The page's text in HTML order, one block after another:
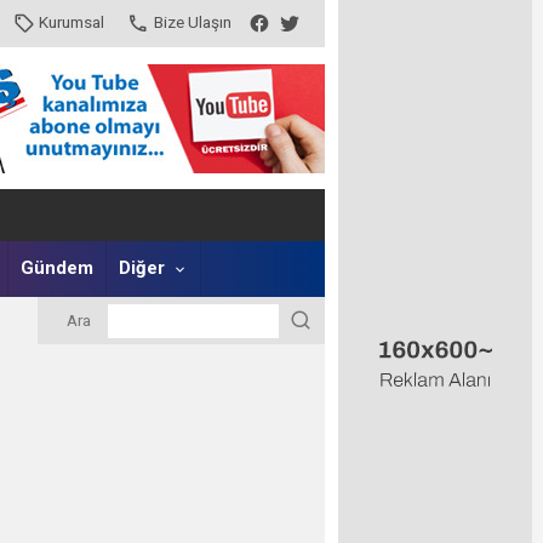
Kurumsal Bize Ulaşın
Gündem Diğer
Ara